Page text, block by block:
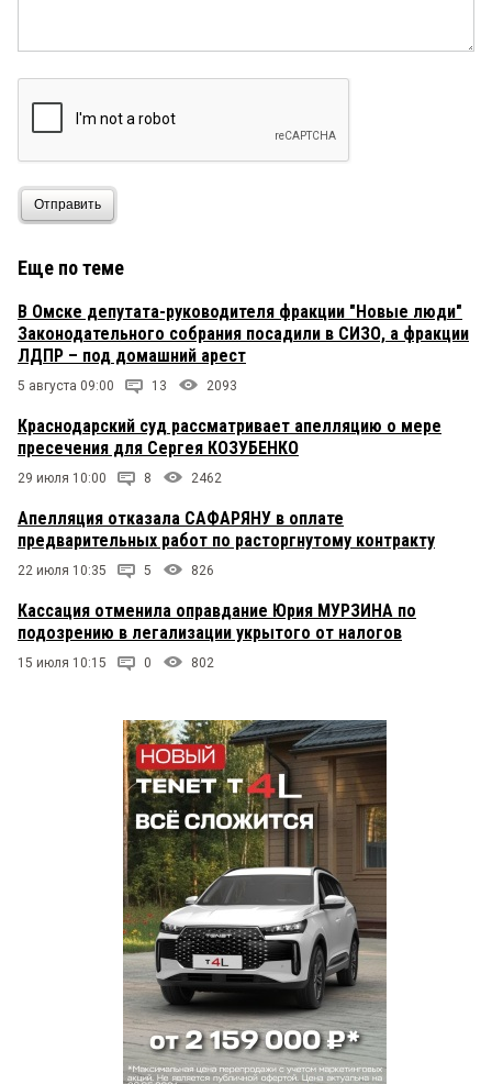
Отправить
Еще по теме
В Омске депутата-руководителя фракции "Новые люди"
Законодательного собрания посадили в СИЗО, а фракции
ЛДПР – под домашний арест
5 августа 09:00 13 2093
Краснодарский суд рассматривает апелляцию о мере
пресечения для Сергея КОЗУБЕНКО
29 июля 10:00 8 2462
Апелляция отказала САФАРЯНУ в оплате
предварительных работ по расторгнутому контракту
22 июля 10:35 5 826
Кассация отменила оправдание Юрия МУРЗИНА по
подозрению в легализации укрытого от налогов
15 июля 10:15 0 802